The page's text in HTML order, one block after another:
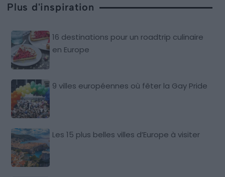
Plus d'inspiration
16 destinations pour un roadtrip culinaire
en Europe
9 villes européennes où fêter la Gay Pride
Les 15 plus belles villes d’Europe à visiter